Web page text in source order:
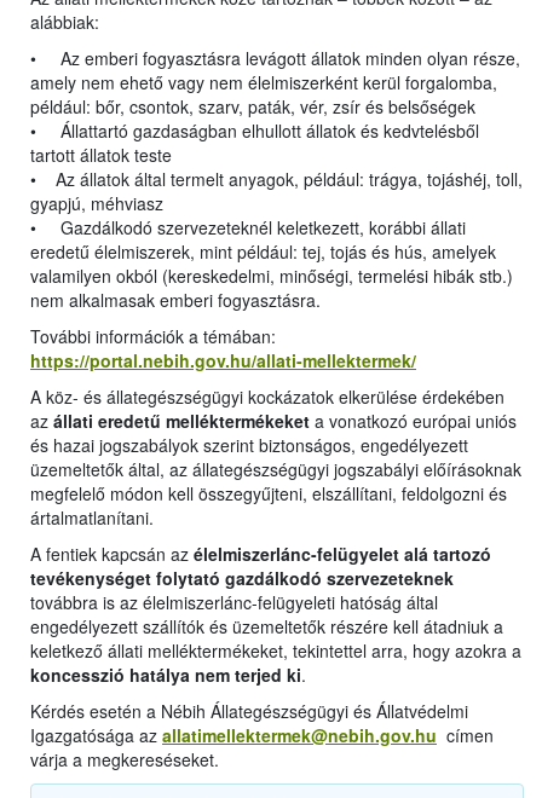
alábbiak:
• Az emberi fogyasztásra levágott állatok minden olyan része,
amely nem ehető vagy nem élelmiszerként kerül forgalomba,
például: bőr, csontok, szarv, paták, vér, zsír és belsőségek
• Állattartó gazdaságban elhullott állatok és kedvtelésből
tartott állatok teste
• Az állatok által termelt anyagok, például: trágya, tojáshéj, toll,
gyapjú, méhviasz
• Gazdálkodó szervezeteknél keletkezett, korábbi állati
eredetű élelmiszerek, mint például: tej, tojás és hús, amelyek
valamilyen okból (kereskedelmi, minőségi, termelési hibák stb.)
nem alkalmasak emberi fogyasztásra.
További információk a témában:
https://portal.nebih.gov.hu/allati-mellektermek/
A köz- és állategészségügyi kockázatok elkerülése érdekében
az állati eredetű melléktermékeket a vonatkozó európai uniós
és hazai jogszabályok szerint biztonságos, engedélyezett
üzemeltetők által, az állategészségügyi jogszabályi előírásoknak
megfelelő módon kell összegyűjteni, elszállítani, feldolgozni és
ártalmatlanítani.
A fentiek kapcsán az élelmiszerlánc-felügyelet alá tartozó
tevékenységet folytató gazdálkodó szervezeteknek
továbbra is az élelmiszerlánc-felügyeleti hatóság által
engedélyezett szállítók és üzemeltetők részére kell átadniuk a
keletkező állati melléktermékeket, tekintettel arra, hogy azokra a
koncesszió hatálya nem terjed ki.
Kérdés esetén a Nébih Állategészségügyi és Állatvédelmi
Igazgatósága az allatimellektermek@nebih.gov.hu címen
várja a megkereséseket.